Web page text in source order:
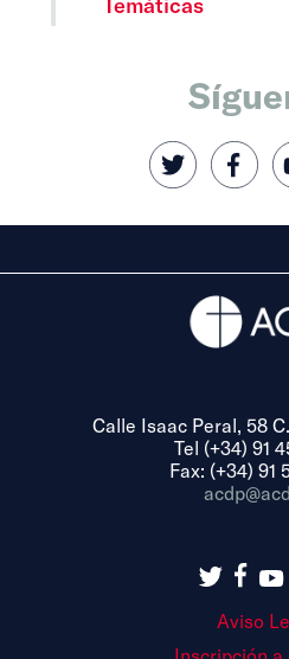
Calle Isaac Peral, 58
Tel (+34) 91
Fax: (+34) 91
Aviso
Inscripción a